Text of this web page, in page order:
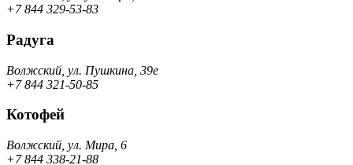
+7 844 329-53-83
Радуга
Волжский, ул. Пушкина, 39е
+7 844 321-50-85
Котофей
Волжский, ул. Мира, 6
+7 844 338-21-88